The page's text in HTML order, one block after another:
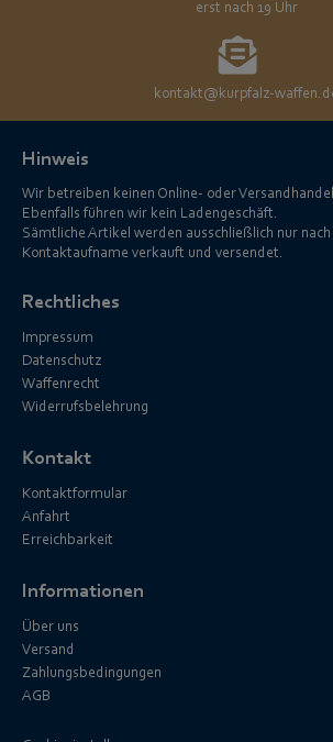
erst nach 19 Uhr
kontakt@kurpfalz-
Hinweis
Wir betreiben keinen Online- oder
Ebenfalls führen wir kein Ladengeschäft.
Sämtliche Artikel werden ausschließlich nur
Kontaktaufname verkauft und versendet.
Rechtliches
Impressum
Datenschutz
Waffenrecht
Widerrufsbelehrung
Kontakt
Kontaktformular
Anfahrt
Erreichbarkeit
Informationen
Über uns
Versand
Zahlungsbedingungen
AGB